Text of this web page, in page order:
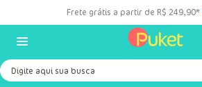
Frete grátis a partir de R$ 249,90*
Digite aqui sua busca